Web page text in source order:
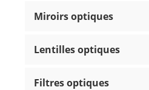
Miroirs optiques
Lentilles optiques
Filtres optiques